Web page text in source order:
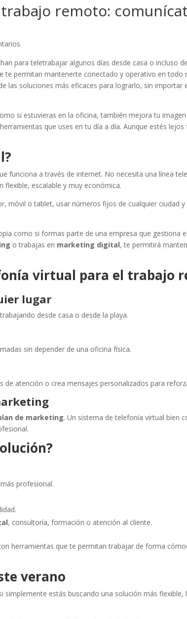
remoto:
para teletrabajar algunos días desde casa o incluso
te permitan mantenerte conectado y operativo en todo
las soluciones más eficaces para lograrlo, sin importar
si estuvieras en la oficina, también mejora tu
que uses en tu día a día. Aunque estés
funciona a través de internet. No necesita una línea
flexible, escalable y muy económica.
móvil o tablet, usar números fijos de cualquier ciudad
como si formas parte de una empresa que gestiona
o trabajas en marketing digital, te permitirá
virtual para el trabajo
lugar
desde casa o desde la playa.
sin depender de una oficina física.
de atención o crea mensajes personalizados para
de marketing. Un sistema de telefonía virtual bien
profesional.
, consultoría, formación o atención al cliente.
herramientas que te permitan trabajar de forma
verano
estás buscando una solución más flexible,